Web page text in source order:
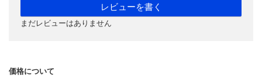
レビューを書く
まだレビューはありません
価格について